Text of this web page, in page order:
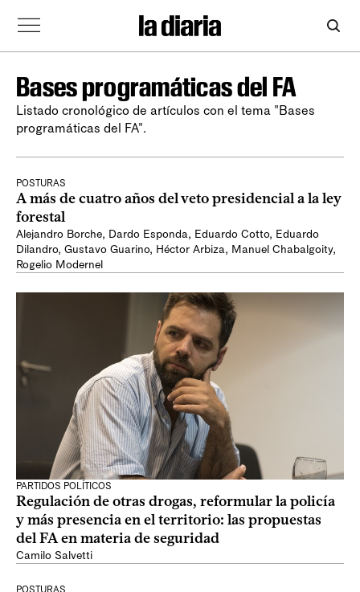
Bases programáticas del FA
Listado cronológico de artículos con el tema "Bases
programáticas del FA".
POSTURAS
A más de cuatro años del veto presidencial a la ley
forestal
Alejandro Borche, Dardo Esponda, Eduardo Cotto, Eduardo
Dilandro, Gustavo Guarino, Héctor Arbiza, Manuel Chabalgoity,
Rogelio Modernel
PARTIDOS POLÍTICOS
Regulación de otras drogas, reformular la policía
y más presencia en el territorio: las propuestas
del FA en materia de seguridad
Camilo Salvetti
POSTURAS